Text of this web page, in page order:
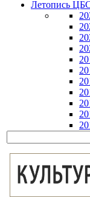
Летопись